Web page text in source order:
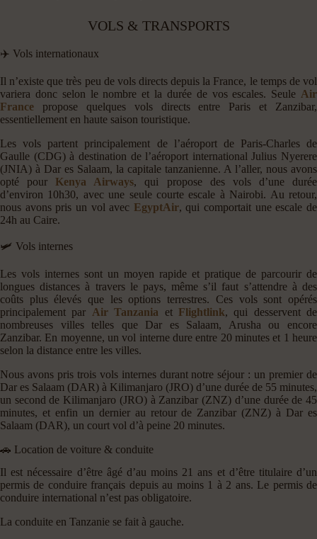
VOLS & TRANSPORTS
✈️ Vols internationaux
Il n’existe que très peu de vols directs depuis la France, le temps de vol
variera donc selon le nombre et la durée de vos escales. Seule Air
France propose quelques vols directs entre Paris et Zanzibar,
essentiellement en haute saison touristique.
Les vols partent principalement de l’aéroport de Paris-Charles de
Gaulle (CDG) à destination de l’aéroport international Julius Nyerere
(JNIA) à Dar es Salaam, la capitale tanzanienne. A l’aller, nous avons
opté pour
Kenya Airways, qui propose des vols d’une durée
d’environ 10h30, avec une seule courte escale à Nairobi. Au retour,
nous avons pris un vol avec EgyptAir, qui comportait une escale de
24h au Caire.
🛩️ Vols internes
Les vols internes sont un moyen rapide et pratique de parcourir de
longues distances à travers le pays, même s’il faut s’attendre à des
coûts plus élevés que les options terrestres. Ces vols sont opérés
principalement par Air Tanzania et Flightlink, qui desservent de
nombreuses villes telles que Dar es Salaam, Arusha ou encore
Zanzibar. En moyenne, un vol interne dure entre 20 minutes et 1 heure
selon la distance entre les villes.
Nous avons pris trois vols internes durant notre séjour : un premier de
Dar es Salaam (DAR) à Kilimanjaro (JRO) d’une durée de 55 minutes,
un second de Kilimanjaro (JRO) à Zanzibar (ZNZ) d’une durée de 45
minutes, et enfin un dernier au retour de Zanzibar (ZNZ) à Dar es
Salaam (DAR), un court vol d’à peine 20 minutes.
🚗 Location de voiture & conduite
Il est nécessaire d’être âgé d’au moins 21 ans et d’être titulaire d’un
permis de conduire français depuis au moins 1 à 2 ans. Le permis de
conduire international n’est pas obligatoire.
La conduite en Tanzanie se fait à gauche.